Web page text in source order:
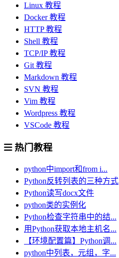
Linux 教程
Docker 教程
HTTP 教程
Shell 教程
TCP/IP 教程
Git 教程
Markdown 教程
SVN 教程
Vim 教程
Wordpress 教程
VSCode 教程
热门教程
python中import和from i...
Python反转列表的三种方式
Python读写docx文件
python类的实例化
Python检查字符串中的结...
用Python获取本地主机名...
【环境配置篇】Python调...
python中列表，元组，字...